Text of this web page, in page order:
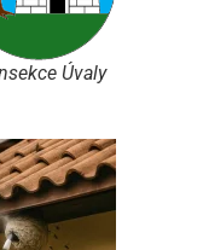
Úvaly